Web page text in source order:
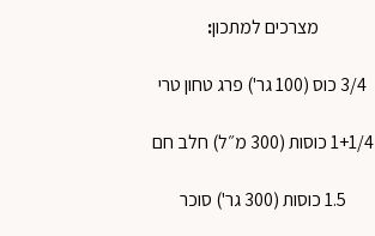
מצרכיםלמתכון:
3/4 כוס(100 גר') פרג טחוןטרי
1+1/4כוסות(300 מ״ל) חלב חם
1.5כוסות(300 גר') סוכר